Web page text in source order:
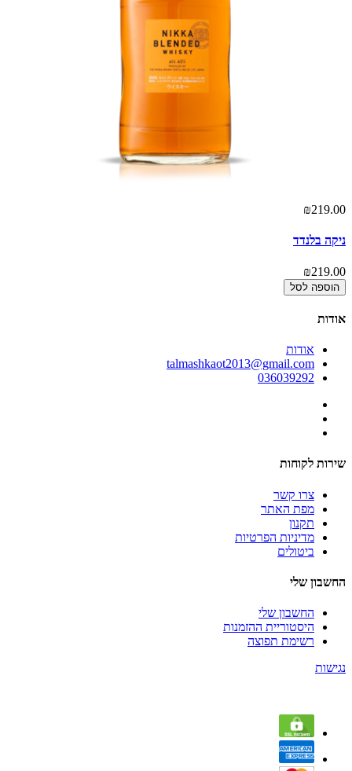
₪219.00
ניקה בלנדד
₪219.00
הוספה לסל
אודות
אודות
talmashkaot2013@gmail.com
036039292
שירות לקוחות
צרו קשר
מפת האתר
תקנון
מדיניות הפרטיות
ביטולים
החשבון שלי
החשבון שלי
היסטוריית ההזמנות
רשימת תפוצה
נגישות